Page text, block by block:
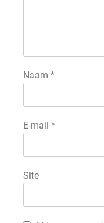
Naam *
E-mail *
Site